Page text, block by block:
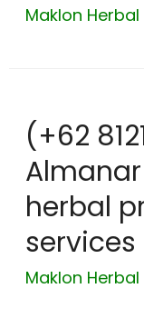
Maklon Herbal
(+62
herbal
services
Maklon Herbal